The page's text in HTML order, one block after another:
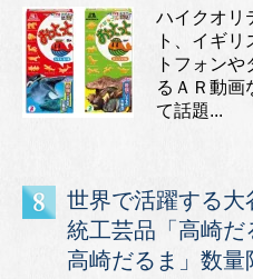
ハイクオリ
ト、イギ
トフォン
るＡＲ動画
て話題...
世界で活躍する
統工芸品「高崎だ
高崎だるま」数量